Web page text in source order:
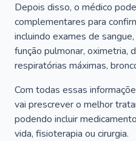
Depois disso, o médico
complementares para
incluindo exames de
função pulmonar, oximetria,
respiratórias máximas,
Com todas essas
vai prescrever o melhor
podendo incluir
vida, fisioterapia ou cirurgia.